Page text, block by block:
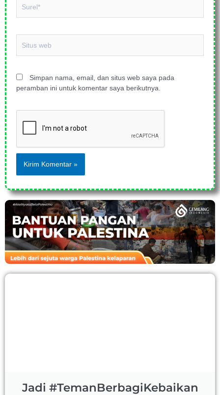
web
Simpan nama, email, dan situs web saya pada
peramban ini untuk komentar saya berikutnya.
Jadi #TemanBerbagiKebaikan